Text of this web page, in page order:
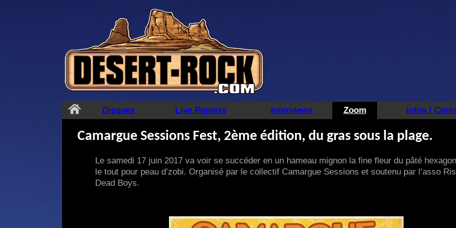
Disques Live Reports Interviews Zoom Infos /
Camargue Sessions Fest, 2ème édition, du gras sous la plage.
Le samedi 17 juin 2017 va voir se succéder en un hameau mignon la fine fleur du pâté
le tout pour peau d’zobi. Organisé par le collectif Camargue Sessions et soutenu par l’asso
Dead Boys.